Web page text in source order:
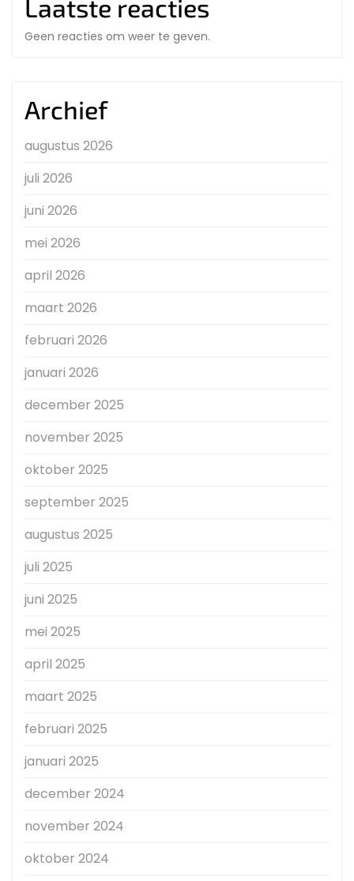
Laatste reacties
Geen reacties om weer te geven.
Archief
augustus 2026
juli 2026
juni 2026
mei 2026
april 2026
maart 2026
februari 2026
januari 2026
december 2025
november 2025
oktober 2025
september 2025
augustus 2025
juli 2025
juni 2025
mei 2025
april 2025
maart 2025
februari 2025
januari 2025
december 2024
november 2024
oktober 2024